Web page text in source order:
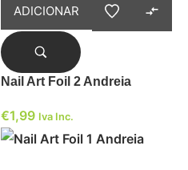
ADICIONAR
Nail Art Foil 2 Andreia
€1,99 Iva Inc.